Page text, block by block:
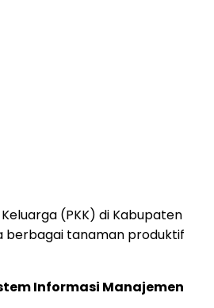
(PKK) di Kabupaten
berbagai tanaman produktif
Informasi Manajemen